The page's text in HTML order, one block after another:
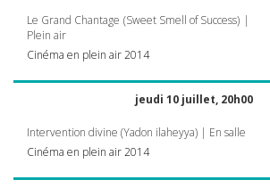
Le Grand Chantage (Sweet Smell of Success) |
Plein air
Cinéma en plein air 2014
jeudi 10 juillet, 20h00
Intervention divine (Yadon ilaheyya) | En salle
Cinéma en plein air 2014